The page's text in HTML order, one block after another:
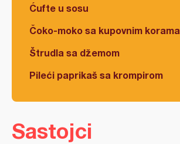
Ćufte u sosu
Čoko-moko sa kupovnim korama
Štrudla sa džemom
Pileći paprikaš sa krompirom
Sastojci